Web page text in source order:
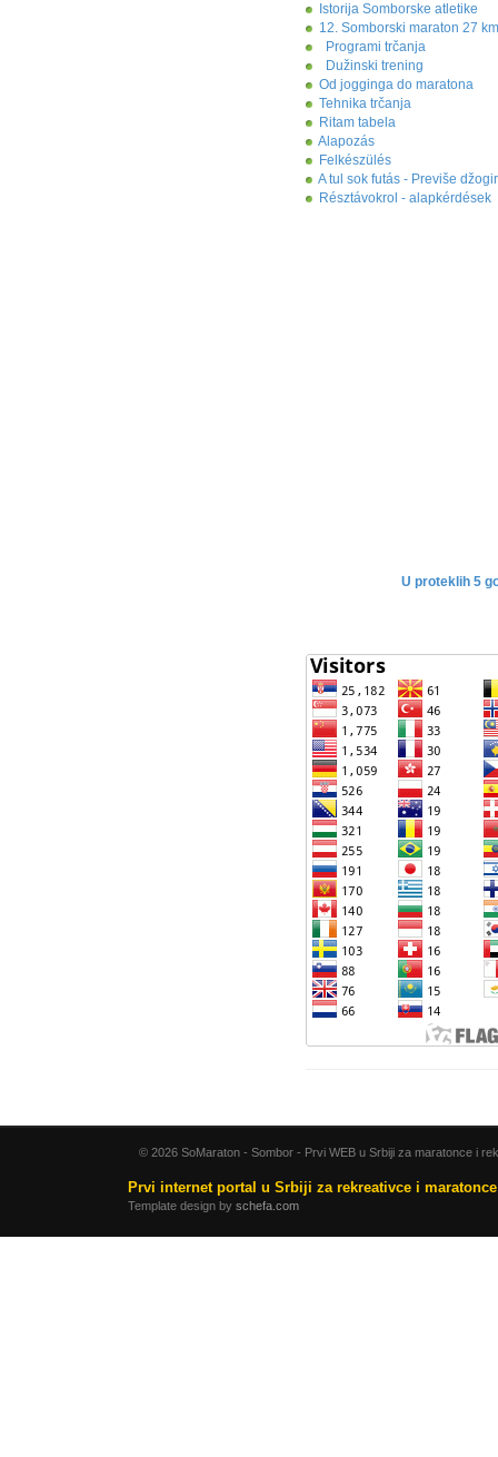
Istorija Somborske atletike
12. Somborski maraton 27
Programi trčanja
Dužinski trening
Od jogginga do maratona
Tehnika trčanja
Ritam tabela
Alapozás
Felkészülés
A tul sok futás - Previše
Résztávokrol - alapkérdések
U proteklih 5
© 2026 SoMaraton - Sombor - Prvi WEB u Srbiji za maratonce i
Prvi internet portal u Srbiji za rekreativce i
Template design by schefa.com